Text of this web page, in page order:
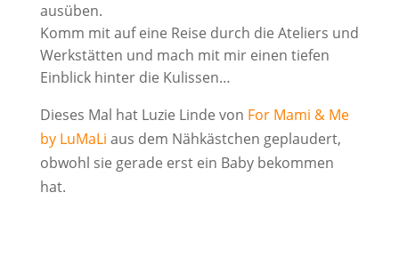
ausüben.
Komm mit auf eine Reise durch die Ateliers und
Werkstätten und mach mit mir einen tiefen
Einblick hinter die Kulissen…
Dieses Mal hat Luzie Linde von For Mami & Me
by LuMaLi aus dem Nähkästchen geplaudert,
obwohl sie gerade erst ein Baby bekommen
hat.